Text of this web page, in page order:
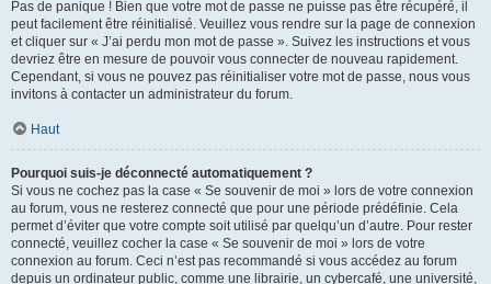
Pas de panique ! Bien que votre mot de passe ne puisse pas être récupéré, il
peut facilement être réinitialisé. Veuillez vous rendre sur la page de connexion
et cliquer sur « J’ai perdu mon mot de passe ». Suivez les instructions et vous
devriez être en mesure de pouvoir vous connecter de nouveau rapidement.
Cependant, si vous ne pouvez pas réinitialiser votre mot de passe, nous vous
invitons à contacter un administrateur du forum.
Haut
Pourquoi suis-je déconnecté automatiquement ?
Si vous ne cochez pas la case « Se souvenir de moi » lors de votre connexion
au forum, vous ne resterez connecté que pour une période prédéfinie. Cela
permet d’éviter que votre compte soit utilisé par quelqu’un d’autre. Pour rester
connecté, veuillez cocher la case « Se souvenir de moi » lors de votre
connexion au forum. Ceci n’est pas recommandé si vous accédez au forum
depuis un ordinateur public, comme une librairie, un cybercafé, une université,